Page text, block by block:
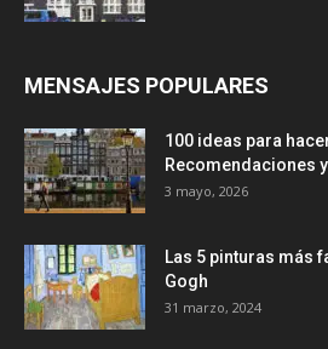
MENSAJES POPULARES
100 ideas para
Recomendaciones
3 mayo, 2026
Las 5 pinturas más
Gogh
31 marzo, 2024